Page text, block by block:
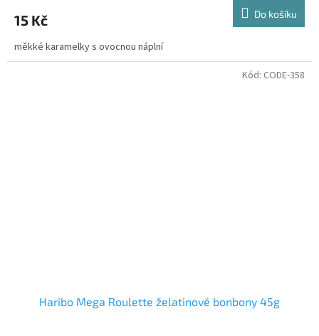
15 Kč Do košíku
měkké karamelky s ovocnou náplní
Haribo Mega Roulette želatinové bonbony 45g
Kód: CODE-358